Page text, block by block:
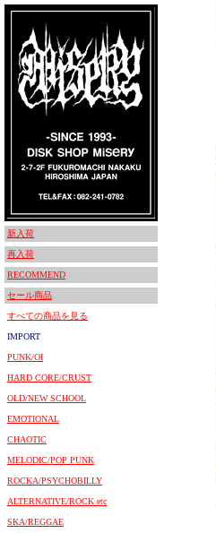
新入荷
再入荷
RECOMMEND
セール商品
すべての商品を見る
IMPORT
PUNK/OI
HARD CORE/CRUST
OLD/NEW SCHOOL
EMOTIONAL
CHAOTIC
MELODIC/POP PUNK
ROCKA/PSYCHOBILLY
ALTERNATIVE/ROCK etc
SKA/REGGAE